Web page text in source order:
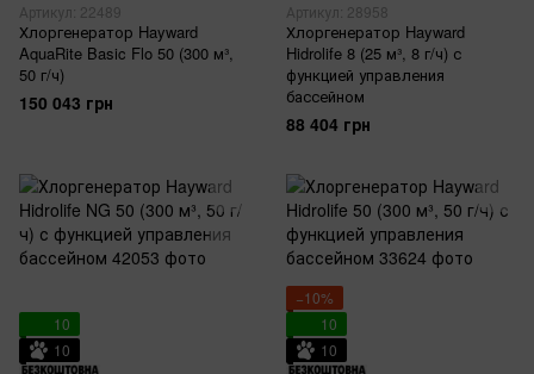
Артикул: 22489
Хлоргенератор Hayward
AquaRite Basic Flo 50 (300 м³,
50 г/ч)
150 043 грн
Артикул: 28958
Хлоргенератор Hayward
Hidrolife 8 (25 м³, 8 г/ч) с
функцией управления
бассейном
88 404 грн
10
10
−10%
10
10